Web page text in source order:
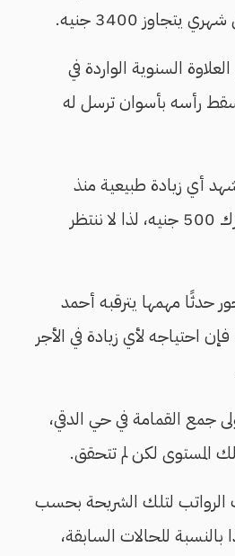
السنوية الواردة في
رأسه بأسوان ترسل له
أي زيادة طبيعية منذ
سنوات طويلة، ونعاني جميعنا من هيكل متدن، نحتاج إلى سنوات كي يضاف إلى أجرك 500 جنيه، لذا لا ننتظر
الأجور حدثًا مهمها يترقبه أحمد
احتياجه لأي زيادة في الأجر
تتولى جمع القمامة في حي الدقي،
المستوى لكن لم تتحقق.
للحالات السابقة،